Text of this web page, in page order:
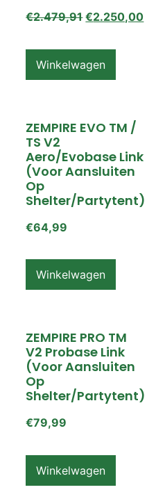
€2.479,91 €2.250,00
Winkelwagen
ZEMPIRE EVO TM /
TS V2
Aero/Evobase Link
(voor Aansluiten
Op
Shelter/partytent)
€64,99
Winkelwagen
ZEMPIRE PRO TM
V2 Probase Link
(voor Aansluiten
Op
Shelter/partytent)
€79,99
Winkelwagen